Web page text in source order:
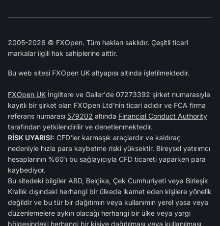
2005-2026 © FXOpen. Tüm hakları saklıdır. Çeşitli ticari
markalar ilgili hak sahiplerine aittir.
Bu web sitesi FXOpen UK altyapısı altında işletilmektedir.
FXOpen UK İngiltere ve Galler'de 07273392 şirket numarasıyla
kayıtlı bir şirket olan FXOpen Ltd'nin ticari adıdır ve FCA firma
referans numarası 579202 altında Financial Conduct Authority
tarafından yetkilendirilir ve denetlenmektedir.
RİSK UYARISI: CFD'ler karmaşık araçlardır ve kaldıraç
nedeniyle hızla para kaybetme riski yüksektir. Bireysel yatırımcı
hesaplarının %60'ı bu sağlayıcıyla CFD ticareti yaparken para
kaybediyor.
Bu sitedeki bilgiler ABD, Belçika, Çek Cumhuriyeti veya Birleşik
Krallık dışındaki herhangi bir ülkede ikamet eden kişilere yönelik
değildir ve bu tür bir dağıtımın veya kullanımın yerel yasa veya
düzenlemelere aykırı olacağı herhangi bir ülke veya yargı
bölgesindeki herhangi bir kişiye dağıtılması veya kullanılması